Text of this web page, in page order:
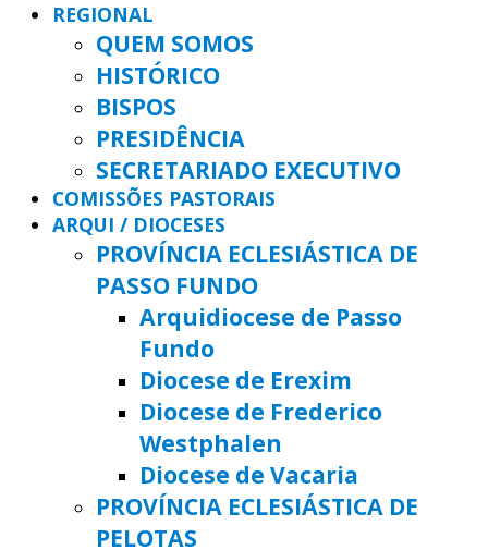
REGIONAL
QUEM SOMOS
HISTÓRICO
BISPOS
PRESIDÊNCIA
SECRETARIADO EXECUTIVO
COMISSÕES PASTORAIS
ARQUI / DIOCESES
PROVÍNCIA ECLESIÁSTICA DE
PASSO FUNDO
Arquidiocese de Passo
Fundo
Diocese de Erexim
Diocese de Frederico
Westphalen
Diocese de Vacaria
PROVÍNCIA ECLESIÁSTICA DE
PELOTAS